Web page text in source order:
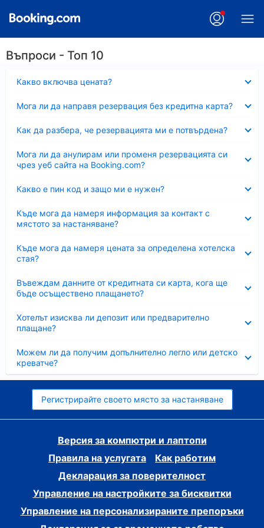
Въпроси - Топ 10
Какво включва цената?
Мога ли да направя резервация без кредитна карта?
Как да разбера, че резервацията ми е потвърдена?
Мога ли да анулирам или променя резервацията си
чрез уеб сайта на Booking.com?
Какво е пин код и защо ми е нужен?
Къде мога да намеря информация за контакт с
мястото за настаняване?
Къде мога да намеря цената за определена хотелска
стая?
Въвеждам данните от кредитната си карта, кога ще
бъде осъществено плащането?
Хотелът изисква ли депозит или предварително
плащане?
Можем ли да получим допълнително легло или детско
креватче?
Регистрирайте своето място за настаняване
Версия за компютри и лаптопи
Правила на услугата
Как работим
Декларация за поверителност
Управление на настройките за бисквитки
Управление на персонализираните препоръки